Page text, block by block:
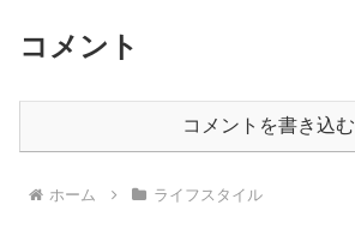
コメント
コメントを書き込む
ホーム ライフスタイル